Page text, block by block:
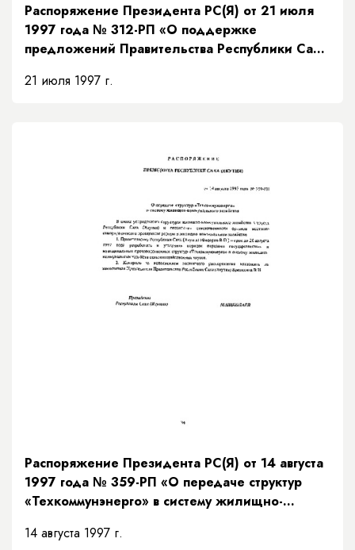
Распоряжение Президента РС(Я) от 21 июля
1997 года № 312-РП «О поддержке
предложений Правительства Республики Саха
бюджета на основании рекомендаций
21 июля 1997 г.
Распоряжение Президента РС(Я) от 14 августа
1997 года № 359-РП «О передаче структур
«Техкоммунэнерго» в систему жилищно-
14 августа 1997 г.